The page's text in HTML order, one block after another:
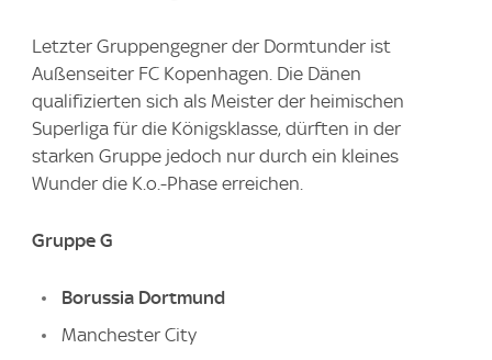
Letzter Gruppengegner der Dormtunder ist
Außenseiter FC Kopenhagen. Die Dänen
qualifizierten sich als Meister der heimischen
Superliga für die Königsklasse, dürften in der
starken Gruppe jedoch nur durch ein kleines
Wunder die K.o.-Phase erreichen.
Gruppe G
Borussia Dortmund
Manchester City